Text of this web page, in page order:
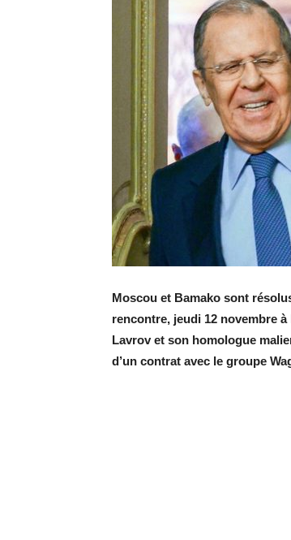
Moscou et Bamako sont
rencontre, jeudi 12 novembre
Lavrov et son homologue
d’un contrat avec le groupe